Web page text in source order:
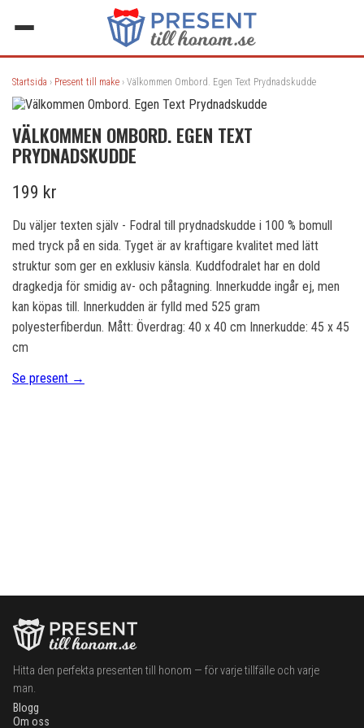
Startsida › Present till make › Välkommen Ombord. Egen Text Prydnadskudde
VÄLKOMMEN OMBORD. EGEN TEXT
PRYDNADSKUDDE
199 kr
Du väljer texten själv - Fodral till prydnadskudde i 100 % bomull
med tryck på en sida. Tyget är av kraftigare kvalitet med lätt
struktur som ger en exklusiv känsla. Kuddfodralet har en dold
dragkedja för smidig av- och påtagning. Innerkudde ingår ej, men
kan köpas till. Innerkudden är fylld med 525 gram
polyesterfiberdun. Mått: Överdrag: 40 x 40 cm Innerkudde: 45 x 45
cm
Se present →
Hitta den perfekta presenten till honom — för varje tillfälle och varje
man.
Blogg
Om oss